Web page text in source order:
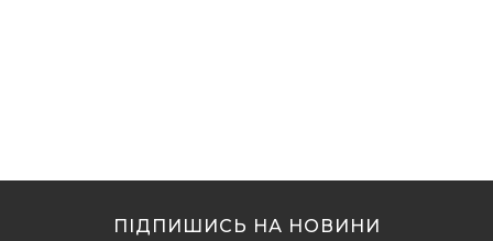
ПІДПИШИСЬ НА НОВИНИ